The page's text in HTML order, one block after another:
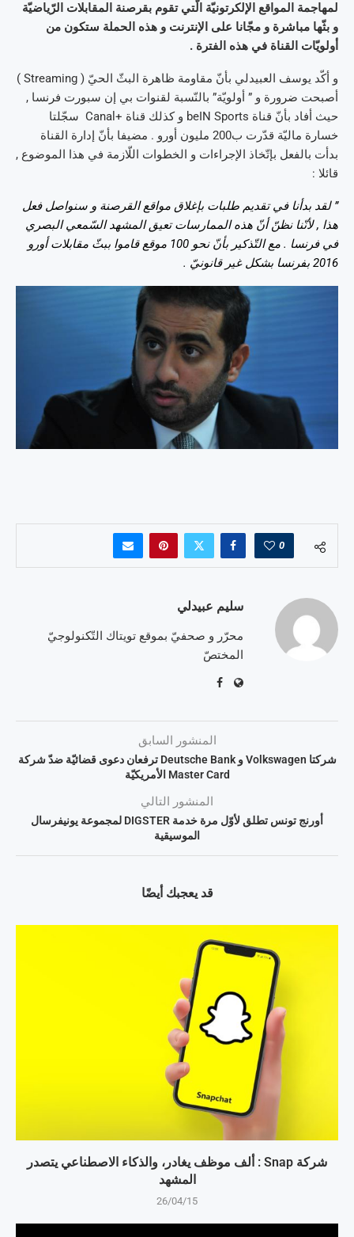
لمهاجمة المواقع الإلكرتونيّة الّتي تقوم بقرصنة المقابلات الرّياضيّة
و بثّها مباشرة و مجّانا على الإنترنت و هذه الحملة ستكون من
أولويّات القناة في هذه الفترة .
و أكّد يوسف العبيدلي بأنّ مقاومة ظاهرة البثّ الحيّ ( Streaming )
أصبحت ضرورة و ” أولويّة” بالنّسبة لقنوات بي إن سبورت فرنسا ,
حيث أفاد بأنّ قناة beIN Sports و كذلك قناة +Canal سجّلتا
خسارة ماليّة قدّرت ب200 مليون أورو . مضيفا بأنّ إدارة القناة
بدأت بالفعل بإتّخاذ الإجراءات و الخطوات اللّازمة في هذا الموضوع ,
قائلا :
” لقد بدأنا في تقديم طلبات بإغلاق مواقع القرصنة و سنواصل فعل
هذا , لأنّنا نظنّ أنّ هذه الممارسات تعيق المشهد السّمعي البصري
في فرنسا . مع التّذكير بأنّ نحو 100 موقع قاموا ببثّ مقابلات أورو
2016 بفرنسا بشكل غير قانونيّ .
0
سليم عبيدلي
محرّر و صحفيّ بموقع تويتاك التّكنولوجيّ
المختصّ
المنشور السابق
شركتا Volkswagen و Deutsche Bank ترفعان دعوى قضائيّة ضدّ شركة
Master Card الأمريكيّة
المنشور التالي
أورنج تونس تطلق لأوّل مرة خدمة DIGSTER لمجموعة يونيفرسال
الموسيقية
قد يعجبك أيضًا
شركة Snap : ألف موظف يغادر، والذكاء الاصطناعي يتصدر
المشهد
26/04/15